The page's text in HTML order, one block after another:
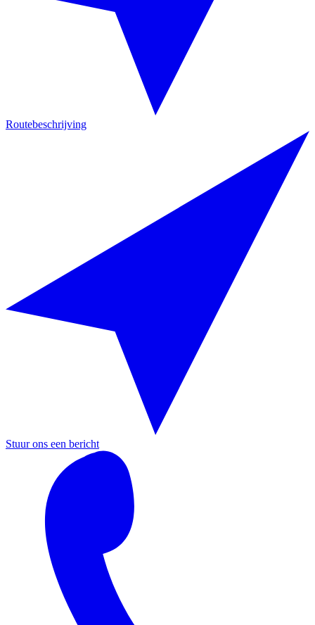
Routebeschrijving
Stuur ons een bericht